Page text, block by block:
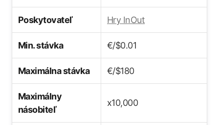
Poskytovateľ Hry InOut
Min. stávka €/$0.01
Maximálna stávka €/$180
Maximálny
násobiteľ
x10,000